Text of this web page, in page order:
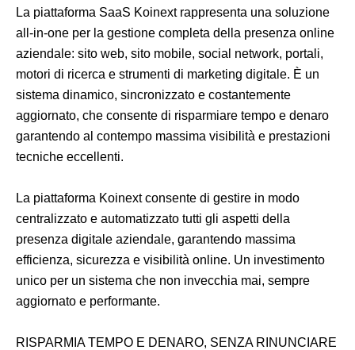
La piattaforma SaaS Koinext rappresenta una soluzione
all-in-one per la gestione completa della presenza online
aziendale: sito web, sito mobile, social network, portali,
motori di ricerca e strumenti di marketing digitale. È un
sistema dinamico, sincronizzato e costantemente
aggiornato, che consente di risparmiare tempo e denaro
garantendo al contempo massima visibilità e prestazioni
tecniche eccellenti.
La piattaforma Koinext consente di gestire in modo
centralizzato e automatizzato tutti gli aspetti della
presenza digitale aziendale, garantendo massima
efficienza, sicurezza e visibilità online. Un investimento
unico per un sistema che non invecchia mai, sempre
aggiornato e performante.
RISPARMIA TEMPO E DENARO, SENZA RINUNCIARE